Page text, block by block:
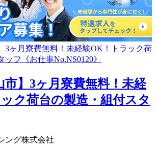
市】3ヶ月寮費無料！未経
ク荷台の製造・組付スタ
ング株式会社